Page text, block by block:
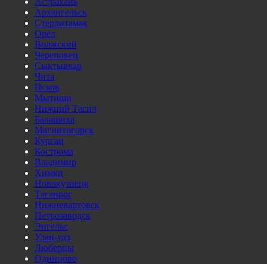
Архангельск
Стерлитамак
Орёл
Волжский
Череповец
Сыктывкар
Чита
Псков
Мытищи
Нижний Тагил
Балашиха
Магнитогорск
Курган
Кострома
Владимир
Химки
Новокузнецк
Таганрог
Нижневартовск
Петрозаводск
Энгельс
Улан-удэ
Люберцы
Одинцово